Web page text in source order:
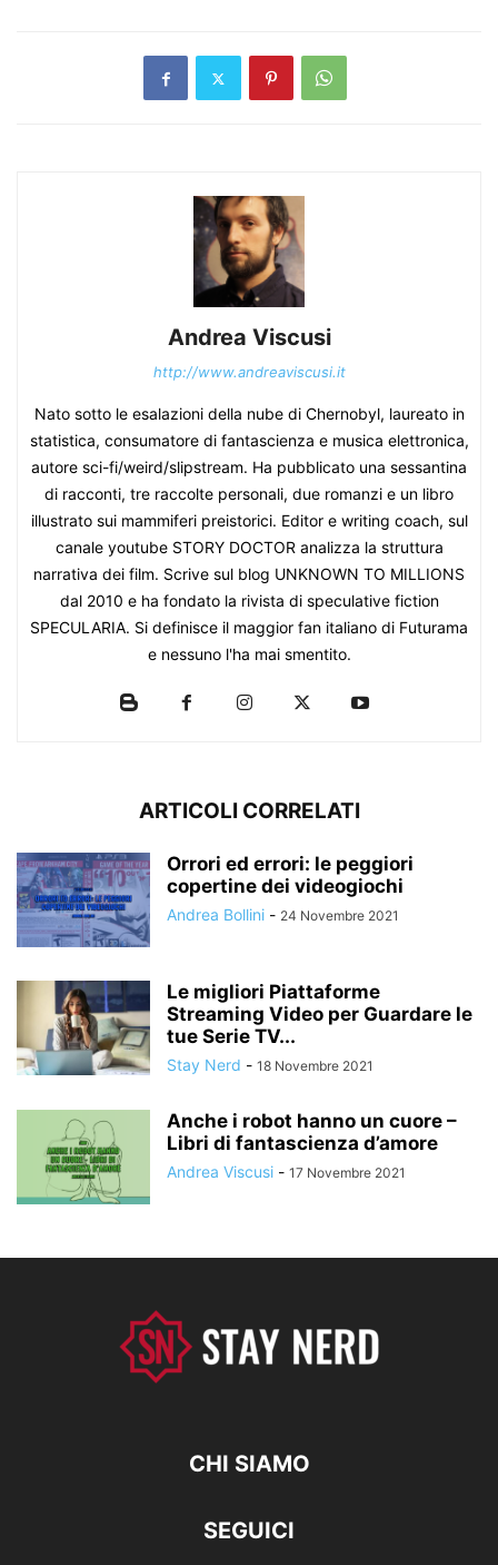
Andrea Viscusi
http://www.andreaviscusi.it
Nato sotto le esalazioni della nube di Chernobyl, laureato in
statistica, consumatore di fantascienza e musica elettronica,
autore sci-fi/weird/slipstream. Ha pubblicato una sessantina
di racconti, tre raccolte personali, due romanzi e un libro
illustrato sui mammiferi preistorici. Editor e writing coach, sul
canale youtube STORY DOCTOR analizza la struttura
narrativa dei film. Scrive sul blog UNKNOWN TO MILLIONS
dal 2010 e ha fondato la rivista di speculative fiction
SPECULARIA. Si definisce il maggior fan italiano di Futurama
e nessuno l'ha mai smentito.
ARTICOLI CORRELATI
Orrori ed errori: le peggiori
copertine dei videogiochi
Andrea Bollini - 24 Novembre 2021
Le migliori Piattaforme
Streaming Video per Guardare le
tue Serie TV...
Stay Nerd - 18 Novembre 2021
Anche i robot hanno un cuore –
Libri di fantascienza d’amore
Andrea Viscusi - 17 Novembre 2021
CHI SIAMO
SEGUICI